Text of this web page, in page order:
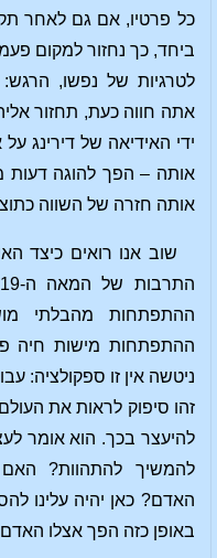
כל פרטיו, אם גם לאחר
ביחד, כך נחזור למקום
לטרגיות של נפשו,
אתה חווה כעת, תחזור
ידי האידיאה של דירינג
אותה – הפך להוגה דעות
אותה חזרה של השווה
שוב אנו רואים כיצד
ההתפתחות מהבלתי
ההתפתחות מישות חיה
ניטשה אין זו ספקולציה:
זהו סיפוק לראות את
להיעצר בכך. הוא אומר
להמשיך להתהוות?
האדם? כאן יהיה עלינו
באופן כזה הפך אצלו האדם